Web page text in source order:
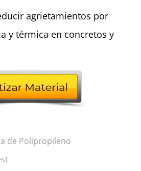
agrietamientos por
y térmica en concretos y
de Polipropileno